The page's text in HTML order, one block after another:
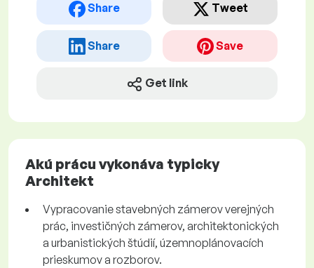
Share Tweet
Share Save
Get link
Akú prácu vykonáva typicky
Architekt
Vypracovanie stavebných zámerov verejných
prác, investičných zámerov, architektonických
a urbanistických štúdií, územnoplánovacích
prieskumov a rozborov.